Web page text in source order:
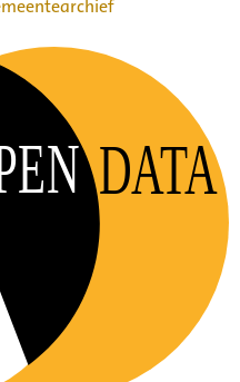
DATA